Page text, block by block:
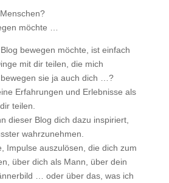
möchte …
bewegen möchte, ist einfach
mit dir teilen, die mich
sie ja auch dich …?
Erfahrungen und Erlebnisse als
teilen.
dieser Blog dich dazu inspiriert,
wahrzunehmen.
Impulse auszulösen, die dich zum
über dich als Mann, über dein
… oder über das, was ich